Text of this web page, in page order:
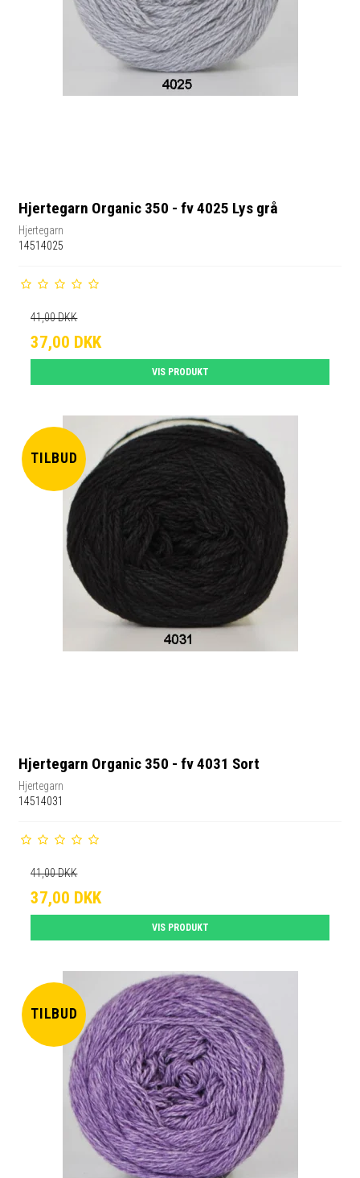
Hjertegarn Organic 350 - fv 4025 Lys grå
Hjertegarn
14514025
41,00 DKK
37,00 DKK
VIS PRODUKT
TILBUD
Hjertegarn Organic 350 - fv 4031 Sort
Hjertegarn
14514031
41,00 DKK
37,00 DKK
VIS PRODUKT
TILBUD